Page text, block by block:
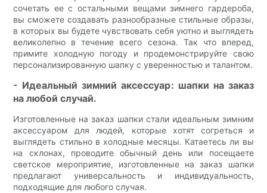
сочетать ее с остальными вещами зимнего гардероба,
вы сможете создавать разнообразные стильные образы,
в которых вы будете чувствовать себя уютно и выглядеть
великолепно в течение всего сезона. Так что вперед,
примите холодную погоду и продемонстрируйте свою
персонализированную шапку с уверенностью и талантом.
- Идеальный зимний аксессуар: шапки на заказ
на любой случай.
Изготовленные на заказ шапки стали идеальным зимним
аксессуаром для людей, которые хотят согреться и
выглядеть стильно в холодные месяцы. Катаетесь ли вы
на склонах, проводите обычный день или посещаете
светское мероприятие, изготовленные на заказ шапки
предлагают универсальность и индивидуальность,
подходящие для любого случая.